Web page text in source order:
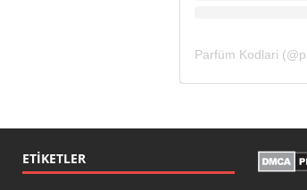
ETIKETLER